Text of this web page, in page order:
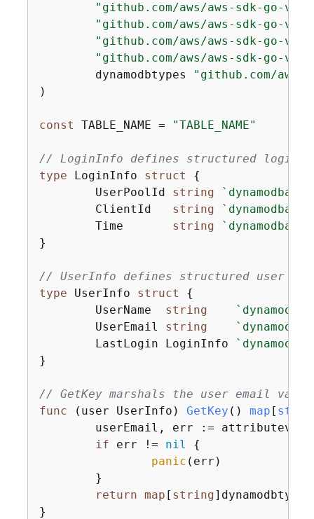
"github.com/aws/aws-sdk-go-v2/
"github.com/aws/aws-sdk-go-v2/
"github.com/aws/aws-sdk-go-
"github.com/aws/aws-sdk-go-v2/
	dynamodbtypes
"github.com/aws/
)
const TABLE_NAME = "TABLE_NAME"
// LoginInfo defines structured login
type LoginInfo struct
{
	UserPoolId
string
	ClientId
string
	Time
string
}
// UserInfo defines structured user
type UserInfo struct
{
	UserName
string
	UserEmail
string
	LastLogin LoginInfo
}
// GetKey marshals the user email value
func
(user UserInfo) GetKey () map [
if err != nil
{
panic (err)
return map [ string
}